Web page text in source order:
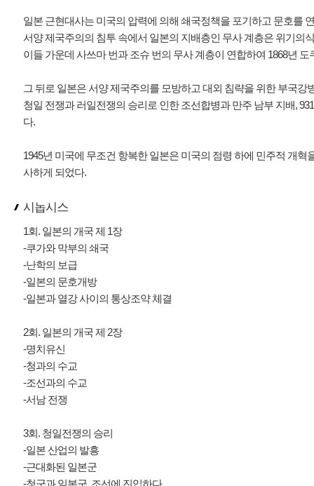
일본 근현대사는 미국의 압력에 의해 쇄국정책을 포기하고 문호를
서양 제국주의의 침투 속에서 일본의 지배층인 무사 계층은 위기의
이들 가운데 사쓰마 번과 조슈 번의 무사 계층이 연합하여 1868년
그 뒤로 일본은 서양 제국주의를 모방하고 대외 침략을 위한 부국강
청일 전쟁과 러일전쟁의 승리로 인한 조선합병과 만주 남부 지배,
다.
1945년 미국에 무조건 항복한 일본은 미국의 점령 하에 민주적 개
사하게 되었다.
시놉시스
1회. 일본의 개국 제 1장
-쿠가와 막부의 쇄국
-난학의 보급
-일본의 문호개방
-일본과 열강 사이의 통상조약 체결
2회. 일본의 개국 제 2장
-명치유신
-청과의 수교
-조선과의 수교
-서남 전쟁
3회. 청일전쟁의 승리
-일본 산업의 발흥
-근대화된 일본군
-청군과 일본군, 조선에 진입하다